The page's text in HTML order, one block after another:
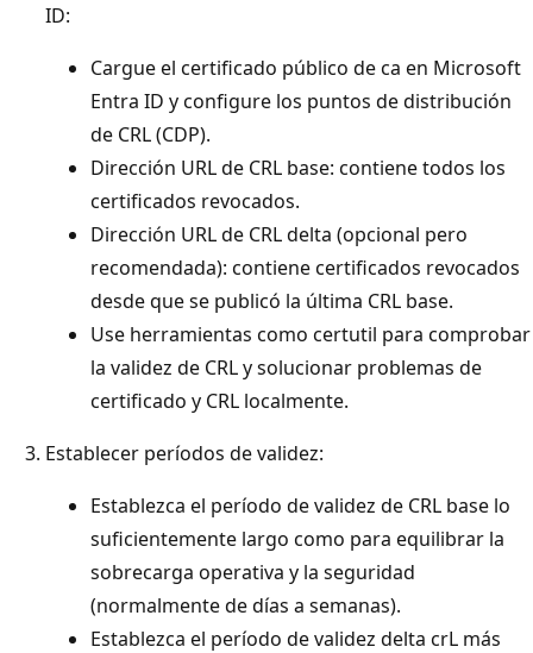
ID:
Cargue el certificado público de ca en Microsoft
Entra ID y configure los puntos de distribución
de CRL (CDP).
Dirección URL de CRL base: contiene todos los
certificados revocados.
Dirección URL de CRL delta (opcional pero
recomendada): contiene certificados revocados
desde que se publicó la última CRL base.
Use herramientas como certutil para comprobar
la validez de CRL y solucionar problemas de
certificado y CRL localmente.
Establecer períodos de validez:
Establezca el período de validez de CRL base lo
suficientemente largo como para equilibrar la
sobrecarga operativa y la seguridad
(normalmente de días a semanas).
Establezca el período de validez delta crL más